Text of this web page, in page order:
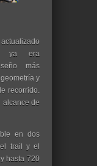
ya era
más
y
recorrido.
alcance de
en dos
trail y el
hasta 720